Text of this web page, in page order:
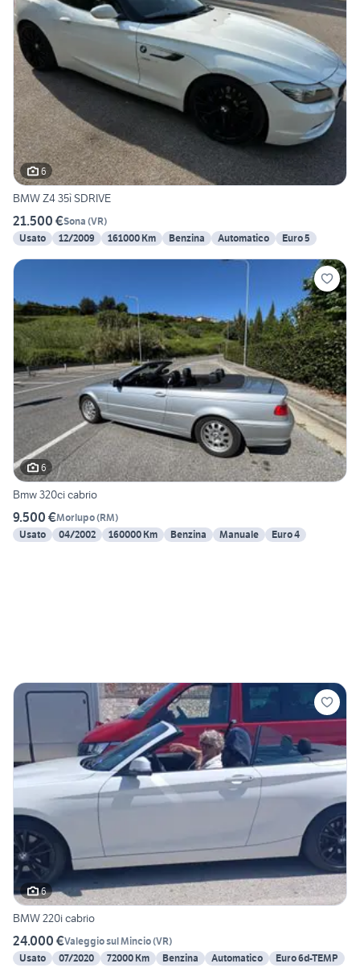
6
BMW Z4 35ì SDRIVE
21.500 €Sona (VR)
Usato
12/2009 161000 Km Benzina Automatico Euro 5
6
Bmw 320ci cabrio
9.500 €Morlupo(RM)
Usato
04/2002 160000 Km Benzina Manuale Euro 4
6
BMW 220i cabrio
24.000 €Valeggio sul Mincio(VR)
Usato
07/2020 72000 Km Benzina Automatico
Euro 6d-TEMP